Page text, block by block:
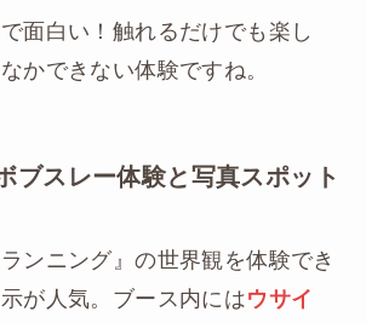
面白い！触れるだけでも楽し
かできない体験ですね。
ブスレー体験と写真スポット
ンニング』の世界観を体験でき
が人気。ブース内にはウサイ